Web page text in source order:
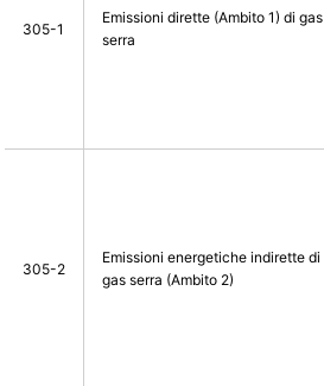
305-1
Emissioni dirette (Ambito 1) di gas
serra
305-2
Emissioni energetiche indirette di
gas serra (Ambito 2)